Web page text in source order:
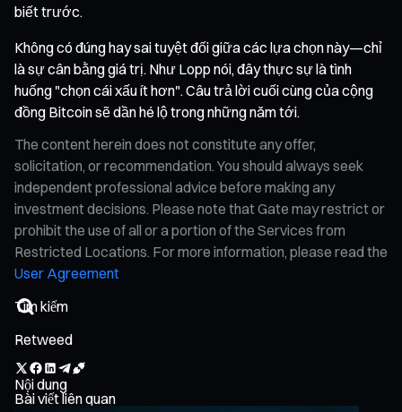
biết trước.
Không có đúng hay sai tuyệt đối giữa các lựa chọn này—chỉ
là sự cân bằng giá trị. Như Lopp nói, đây thực sự là tình
huống "chọn cái xấu ít hơn". Câu trả lời cuối cùng của cộng
đồng Bitcoin sẽ dần hé lộ trong những năm tới.
The content herein does not constitute any offer,
solicitation, or recommendation. You should always seek
independent professional advice before making any
investment decisions. Please note that Gate may restrict or
prohibit the use of all or a portion of the Services from
Restricted Locations. For more information, please read the
User Agreement
Retweed
Nội dung
Bài viết liên quan